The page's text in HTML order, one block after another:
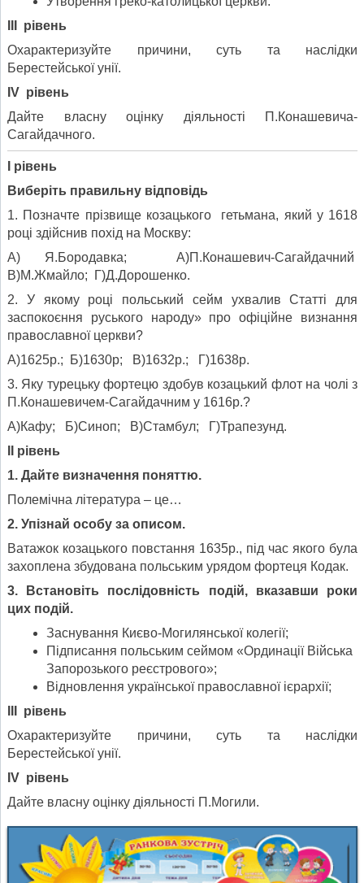
ІІІ рівень
Охарактеризуйте причини, суть та наслідки
Берестейської унії.
V рівень
Дайте власну оцінку діяльності П.Конашевича-
Сагайдачного.
І рівень
Виберіть правильну відповідь
1. Позначте прізвище козацького гетьмана, який у 1618
році здійснив похід на Москву:
А) Я.Бородавка; А)П.Конашевич-Сагайдачний
В)М.Жмайло; Г)Д.Дорошенко.
2. У якому році польський сейм ухвалив Статті для
заспокоєння руського народу» про офіційне визнання
православної церкви?
А)1625р.; Б)1630р; В)1632р.; Г)1638р.
3. Яку турецьку фортецю здобув козацький флот на чолі з
П.Конашевичем-Сагайдачним у 1616р.?
А)Кафу; Б)Синоп; В)Стамбул; Г)Трапезунд.
ІІ рівень
1. Дайте визначення поняттю.
Полемічна література – це…
2. Упізнай особу за описом.
Ватажок козацького повстання 1635р., під час якого була
захоплена збудована польським урядом фортеця Кодак.
3. Встановіть послідовність подій, вказавши роки
цих подій.
Заснування Києво-Могилянської колегії;
Підписання польським сеймом «Ординації Війська
Запорозького реєстрового»;
Відновлення української православної ієрархії;
ІІІ рівень
Охарактеризуйте причини, суть та наслідки
Берестейської унії.
V рівень
Дайте власну оцінку діяльності П.Могили.